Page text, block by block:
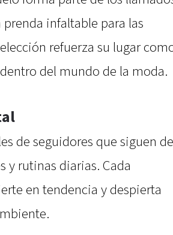
infaltable para las
refuerza su lugar
del mundo de la moda.
de seguidores que siguen de
y rutinas diarias. Cada
en tendencia y despierta